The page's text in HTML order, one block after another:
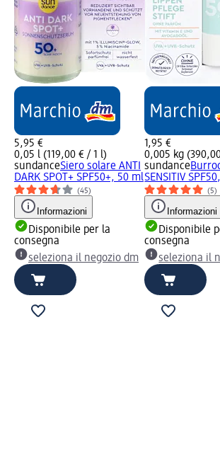
5,95 €
0,05 l (119,00 € / 1 l)
sundanceSiero solare ANTI
DARK SPOT+ SPF50+, 50 ml
(45)
Informazioni
Disponibile per la
consegna
seleziona il negozio dm
1,95 €
0,005 kg
sundance
SENSITIV
(5)
Informazioni
Disponibile
consegna
seleziona il